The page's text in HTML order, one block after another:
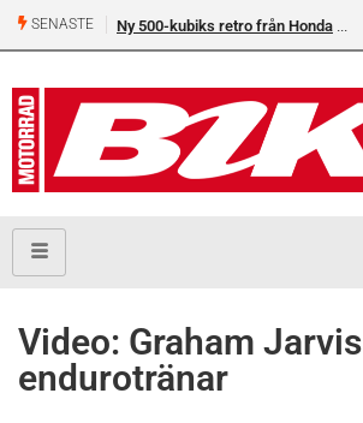
SENASTE Ny 500-kubiks retro från Honda
Video: Graham Jarvis
endurotränar